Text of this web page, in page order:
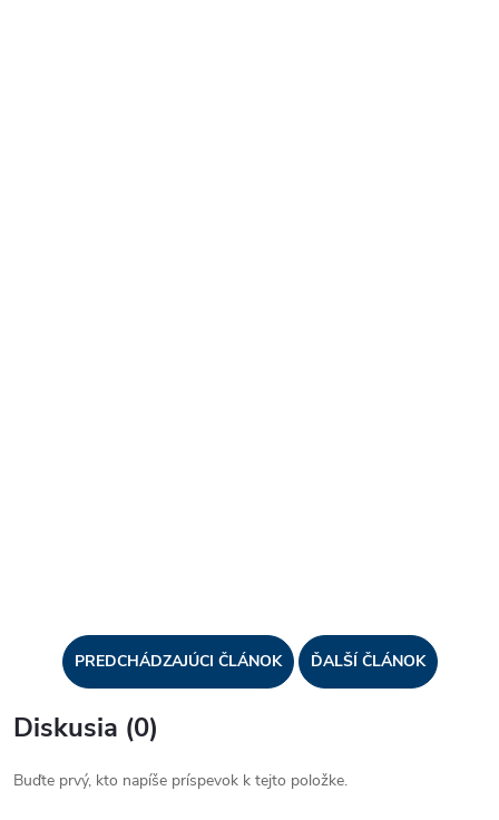
PREDCHÁDZAJÚCI ČLÁNOK ĎALŠÍ ČLÁNOK
Diskusia (0)
Buďte prvý, kto napíše príspevok k tejto položke.